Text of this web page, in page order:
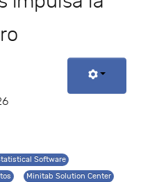
Software
Minitab Solution Center